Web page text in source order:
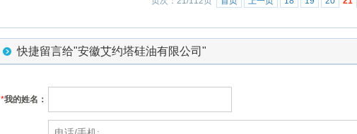
快捷留言给"安徽艾约塔硅油有限公司"
*我的姓名：